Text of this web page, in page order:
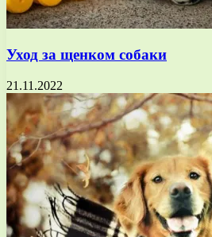
Уход за щенком собаки
21.11.2022